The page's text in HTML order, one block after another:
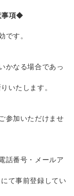
事項◆
です。
かなる場合であっ
いたします。
参加いただけませ
話番号・メールア
て事前登録してい